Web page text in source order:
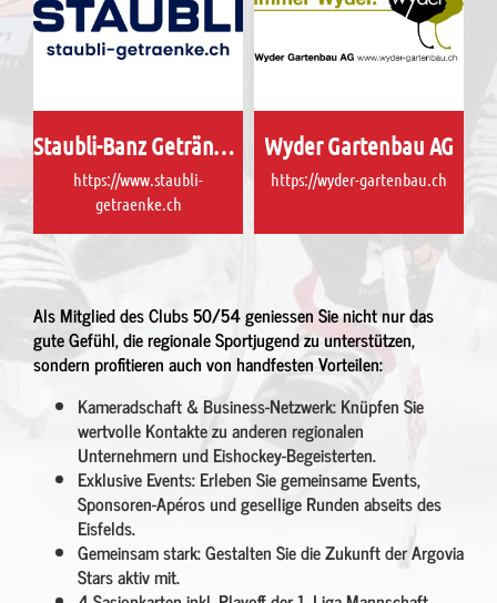
Staubli-Banz Getränke AG
https://www.staubli-
getraenke.ch
Wyder Gartenbau AG
https://wyder-gartenbau.ch
Als Mitglied des Clubs 50/54 geniessen Sie nicht nur das
gute Gefühl, die regionale Sportjugend zu unterstützen,
sondern profitieren auch von handfesten Vorteilen:
Kameradschaft& Business-Netzwerk:Knüpfen Sie
wertvolle Kontakte zu anderen regionalen
Unternehmern und Eishockey-Begeisterten.
Exklusive Events: Erleben Sie gemeinsame Events,
Sponsoren-Apéros und gesellige Runden abseits des
Eisfelds.
Gemeinsam stark: Gestalten Sie die Zukunft der Argovia
Stars aktiv mit.